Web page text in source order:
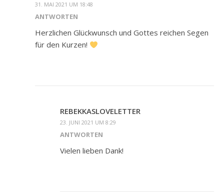
31. MAI 2021 UM 18:48
ANTWORTEN
Herzlichen Glückwunsch und Gottes reichen Segen
für den Kurzen!
REBEKKASLOVELETTER
23. JUNI 2021 UM 8:29
ANTWORTEN
Vielen lieben Dank!